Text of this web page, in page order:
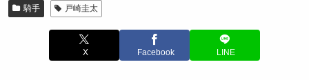
騎手 戸崎圭太
X Facebook LINE